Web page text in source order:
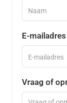
E-
Vraag of